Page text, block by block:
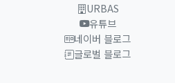
URBAS
새 창에서 열림
유튜브
새 창에서 열림
네이버 블로그
새 창에서 열림
글로벌 블로그
새 창에서 열림